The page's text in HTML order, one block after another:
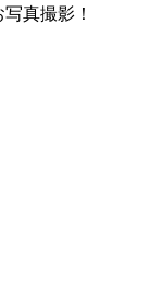
真撮影！